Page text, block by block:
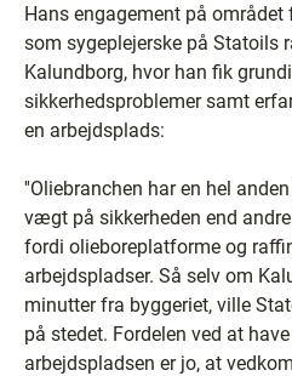
Hans engagement på
som sygeplejerske på Statoils
Kalundborg, hvor han fik
sikkerhedsproblemer samt
en arbejdsplads:
''Oliebranchen har en hel
vægt på sikkerheden end
fordi olieboreplatforme og
arbejdspladser. Så selv om
minutter fra byggeriet, ville
på stedet. Fordelen ved at
arbejdspladsen er jo, at